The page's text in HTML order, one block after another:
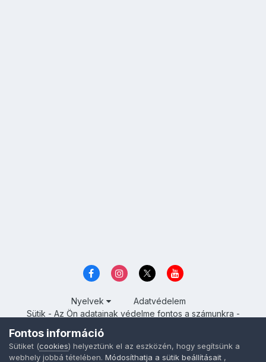
Nyelvek
Adatvédelem
Sütik - Az Ön adatainak védelme fontos a számunkra -
Powered by Invision Community
Fontos információ
Sütiket (cookies) helyeztünk el az eszközén, hogy segítsünk a
webhely jobbá tételében. Módosíthatja a sütik beállításait ,